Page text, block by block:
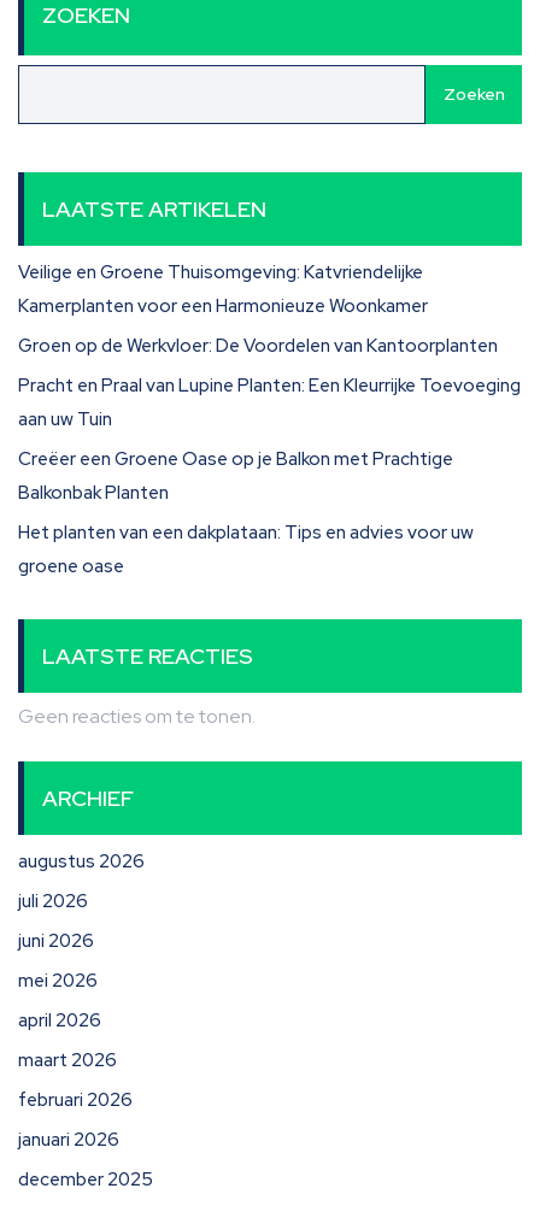
ZOEKEN
Zoeken
LAATSTE ARTIKELEN
Veilige en Groene Thuisomgeving: Katvriendelijke
Kamerplanten voor een Harmonieuze Woonkamer
Groen op de Werkvloer: De Voordelen van Kantoorplanten
Pracht en Praal van Lupine Planten: Een Kleurrijke Toevoeging
aan uw Tuin
Creëer een Groene Oase op je Balkon met Prachtige
Balkonbak Planten
Het planten van een dakplataan: Tips en advies voor uw
groene oase
LAATSTE REACTIES
Geen reacties om te tonen.
ARCHIEF
augustus 2026
juli 2026
juni 2026
mei 2026
april 2026
maart 2026
februari 2026
januari 2026
december 2025